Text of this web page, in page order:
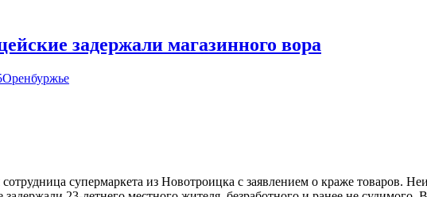
задержали магазинного вора
Оренбуржье
супермаркета из Новотроицка с заявлением о краже товаров.